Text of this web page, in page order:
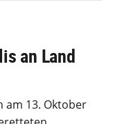
an Land
am 13. Oktober